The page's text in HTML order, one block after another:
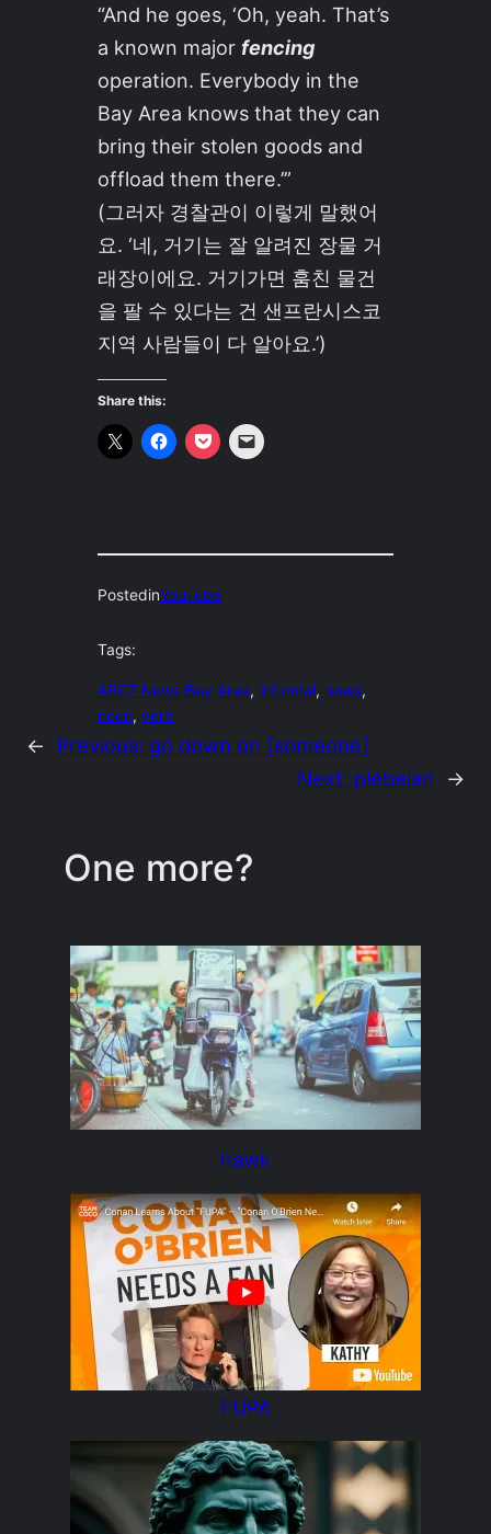
“And he goes, ‘Oh, yeah. That’s
a known major fencing
operation. Everybody in the
Bay Area knows that they can
bring their stolen goods and
offload them there.’”
(그러자 경찰관이 이렇게 말했어
요. ‘네, 거기는 잘 알려진 장물 거
래장이에요. 거기가면 훔친 물건
을 팔 수 있다는 건 샌프란시스코
지역 사람들이 다 알아요.’)
Share this:
PostedinYouTube
Tags:
ABC7 News Bay Area, informal, news
noun, verb
← Previous: go down on [someone]
Next: plebeian →
One more?
hawk
FUPA